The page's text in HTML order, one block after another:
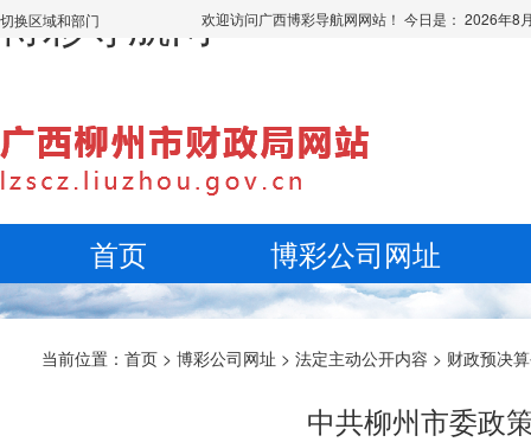
博彩导航网
切换区域和部门 欢迎访问广西博彩导航网网站！ 今日是： 2026年
首页 博彩公司网址
当前位置： 首页 > 博彩公司网址 > 法定主动公开内容 > 财政预决
中共柳州市委政